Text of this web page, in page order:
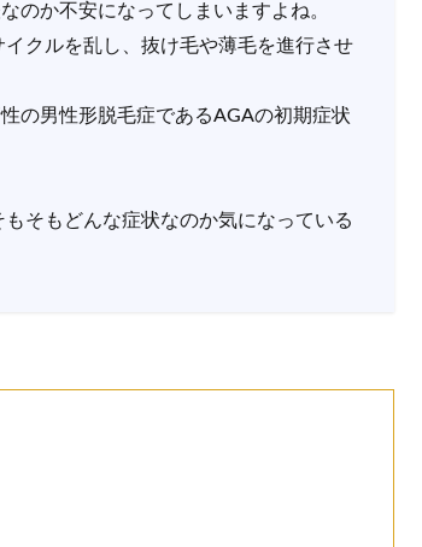
のか不安になってしまいますよね。
クルを乱し、抜け毛や薄毛を進行させ
の男性形脱毛症であるAGAの初期症状
そもどんな症状なのか気になっている